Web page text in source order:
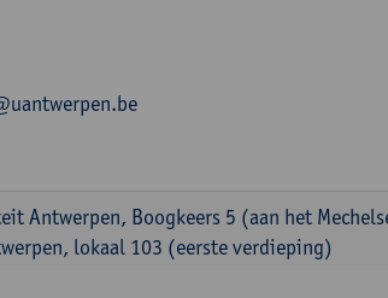
Antwerpen, Boogkeers 5 (aan het
lokaal 103 (eerste verdieping)